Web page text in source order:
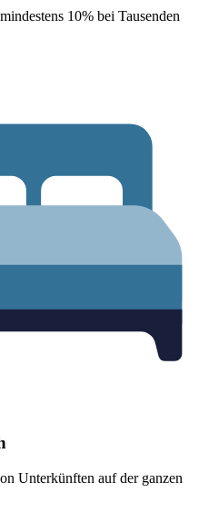
10% bei Tausenden
Unterkünften auf der ganzen